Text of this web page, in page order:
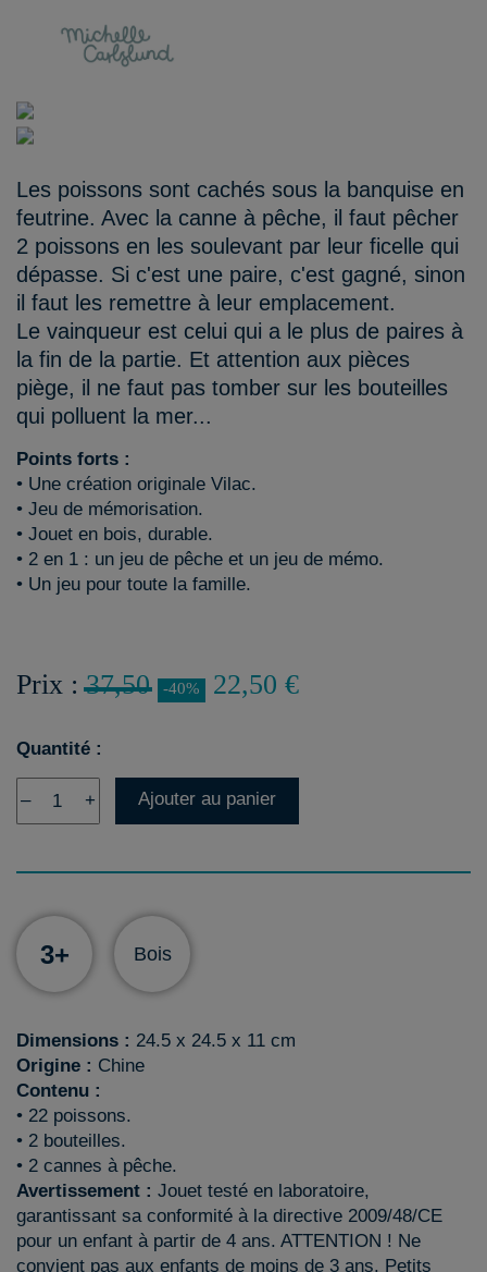
Les poissons sont cachés sous la banquise en
feutrine. Avec la canne à pêche, il faut pêcher
2 poissons en les soulevant par leur ficelle qui
dépasse. Si c'est une paire, c'est gagné, sinon
il faut les remettre à leur emplacement.
Le vainqueur est celui qui a le plus de paires à
la fin de la partie. Et attention aux pièces
piège, il ne faut pas tomber sur les bouteilles
qui polluent la mer...
Points forts :
• Une création originale Vilac.
• Jeu de mémorisation.
• Jouet en bois, durable.
• 2 en 1 : un jeu de pêche et un jeu de mémo.
• Un jeu pour toute la famille.
Prix :37,50 -40% 22,50 €
Quantité :
– + Ajouter au panier
3+ Bois
Dimensions : 24.5 x 24.5 x 11 cm
Origine : Chine
Contenu :
• 22 poissons.
• 2 bouteilles.
• 2 cannes à pêche.
Avertissement : Jouet testé en laboratoire,
garantissant sa conformité à la directive 2009/48/CE
pour un enfant à partir de 4 ans. ATTENTION ! Ne
convient pas aux enfants de moins de 3 ans. Petits